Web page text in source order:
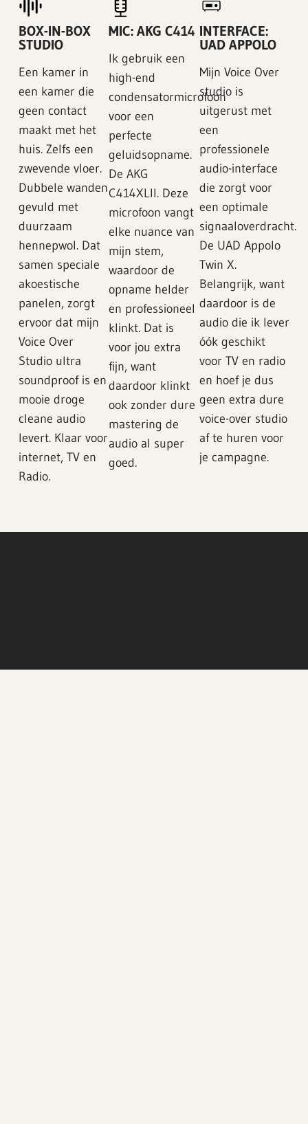
BOX-IN-BOX
STUDIO
Een kamer in
een kamer die
geen contact
maakt met het
huis. Zelfs een
zwevende vloer.
Dubbele wanden
gevuld met
duurzaam
hennepwol. Dat
samen speciale
akoestische
panelen, zorgt
ervoor dat mijn
Voice Over
Studio ultra
soundproof is en
mooie droge
cleane audio
levert. Klaar voor
internet, TV en
Radio.
MIC: AKG C414
Ik gebruik een
high-end
condensatormicrofoon
voor een
perfecte
geluidsopname.
De AKG
C414XLII. Deze
microfoon vangt
elke nuance van
mijn stem,
waardoor de
opname helder
en professioneel
klinkt. Dat is
voor jou extra
fijn, want
daardoor klinkt
ook zonder dure
mastering de
audio al super
goed.
INTERFACE:
UAD APPOLO
Mijn Voice Over
studio is
uitgerust met
een
professionele
audio-interface
die zorgt voor
een optimale
signaaloverdracht.
De UAD Appolo
Twin X.
Belangrijk, want
daardoor is de
audio die ik lever
óók geschikt
voor TV en radio
en hoef je dus
geen extra dure
voice-over studio
af te huren voor
je campagne.